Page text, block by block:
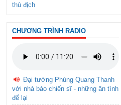
thù địch
CHƯƠNG TRÌNH RADIO
Đại tướng Phùng Quang Thanh
với nhà báo chiến sĩ - những ân tình
để lại